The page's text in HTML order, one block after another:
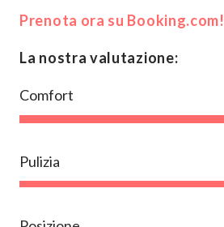
Prenota ora su Booking.com!
La nostra valutazione:
Comfort
Pulizia